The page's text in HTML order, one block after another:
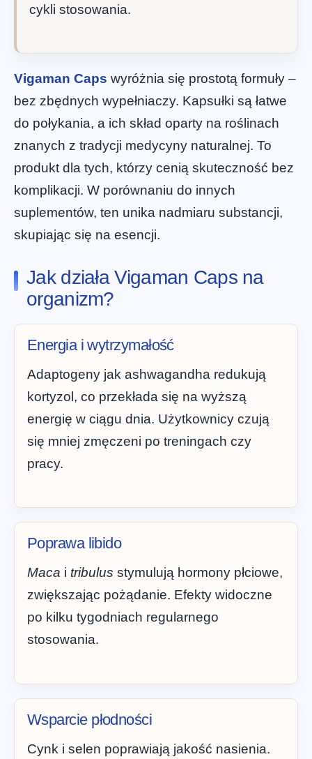
cykli stosowania.
Vigaman Caps wyróżnia się prostotą formuły –
bez zbędnych wypełniaczy. Kapsułki są łatwe
do połykania, a ich skład oparty na roślinach
znanych z tradycji medycyny naturalnej. To
produkt dla tych, którzy cenią skuteczność bez
komplikacji. W porównaniu do innych
suplementów, ten unika nadmiaru substancji,
skupiając się na esencji.
Jak działa Vigaman Caps na
organizm?
Energia i wytrzymałość
Adaptogeny jak ashwagandha redukują
kortyzol, co przekłada się na wyższą
energię w ciągu dnia. Użytkownicy czują
się mniej zmęczeni po treningach czy
pracy.
Poprawa libido
Maca i tribulus stymulują hormony płciowe,
zwiększając pożądanie. Efekty widoczne
po kilku tygodniach regularnego
stosowania.
Wsparcie płodności
Cynk i selen poprawiają jakość nasienia.